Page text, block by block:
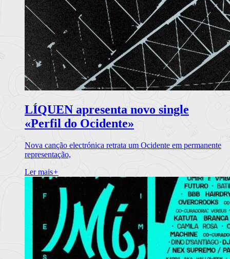
LÍQUEN apresenta novo single
«Perfil do Ocidente»
Nova canção electrónica retrata um Ocidente em permanente
representação,
Ler mais+